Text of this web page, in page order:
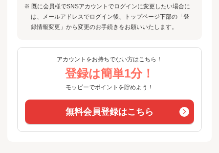
※ 既に会員様でSNSアカウントでログインに変更したい場合に
は、メールアドレスでログイン後、トップページ下部の「登
録情報変更」から変更のお手続きをお願いいたします。
アカウントをお持ちでない方はこちら！
登録は簡単1分！
モッピーでポイントを貯めよう！
無料会員登録はこちら